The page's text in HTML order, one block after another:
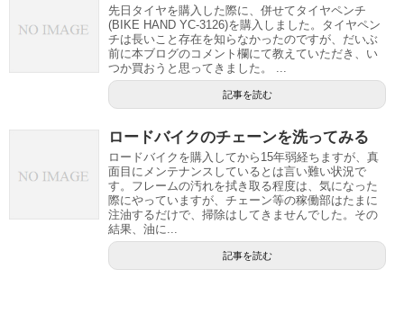
先日タイヤを購入した際に、併せてタイヤペンチ
(BIKE HAND YC-3126)を購入しました。タイヤペン
チは長いこと存在を知らなかったのですが、だいぶ
前に本ブログのコメント欄にて教えていただき、い
つか買おうと思ってきました。 ...
記事を読む
ロードバイクのチェーンを洗ってみる
ロードバイクを購入してから15年弱経ちますが、真
面目にメンテナンスしているとは言い難い状況で
す。フレームの汚れを拭き取る程度は、気になった
際にやっていますが、チェーン等の稼働部はたまに
注油するだけで、掃除はしてきませんでした。その
結果、油に...
記事を読む